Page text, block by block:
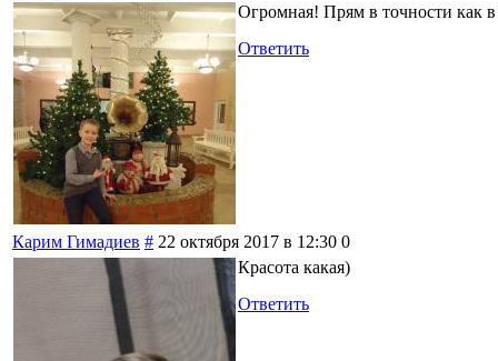
Огромная! Прям в точности как
Ответить
Карим Гимадиев # 22 октября 2017 в 12:30 0
Красота какая)
Ответить